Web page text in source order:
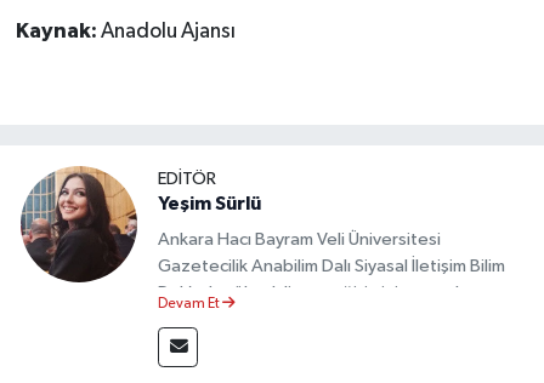
Kaynak: Anadolu Ajansı
EDİTÖR
Yeşim Sürlü
Ankara Hacı Bayram Veli Üniversitesi
Gazetecilik Anabilim Dalı Siyasal İletişim Bilim
Dalı’nda yüksek lisans eğitimini tamamlamıştır.
akademik çalışmalar gerçekleştirmiştir.
Taşköprü Postası internet haber sitesinde
Devam Et